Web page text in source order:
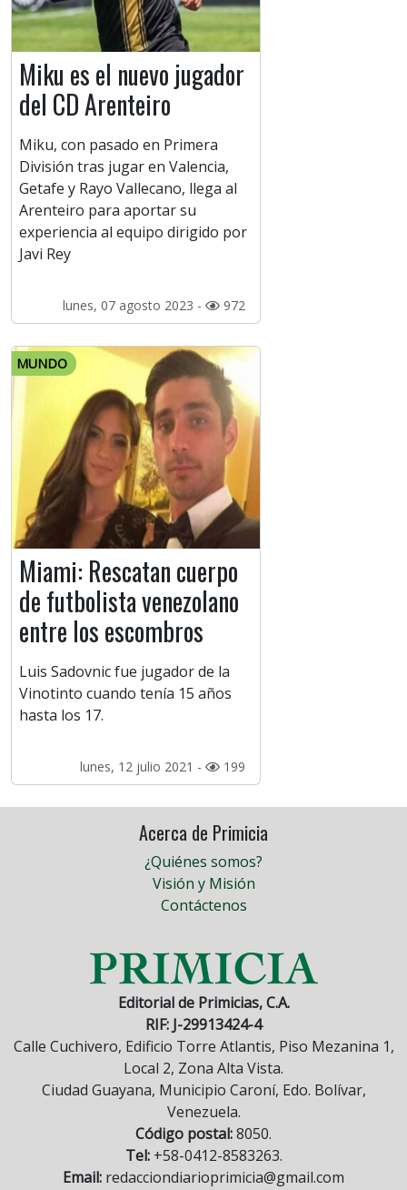
Miku es el nuevo jugador
del CD Arenteiro
Miku, con pasado en Primera
División tras jugar en Valencia,
Getafe y Rayo Vallecano, llega al
Arenteiro para aportar su
experiencia al equipo dirigido por
Javi Rey
lunes, 07 agosto 2023 - 972
MUNDO
Miami: Rescatan cuerpo
de futbolista venezolano
entre los escombros
Luis Sadovnic fue jugador de la
Vinotinto cuando tenía 15 años
hasta los 17.
lunes, 12 julio 2021 - 199
Acerca de Primicia
¿Quiénes somos?
Visión y Misión
Contáctenos
Editorial de Primicias, C.A.
RIF: J-29913424-4
Calle Cuchivero, Edificio Torre Atlantis, Piso Mezanina 1,
Local 2, Zona Alta Vista.
Ciudad Guayana, Municipio Caroní, Edo. Bolívar,
Venezuela.
Código postal:8050.
Tel:+58-0412-8583263.
Email: redacciondiarioprimicia@gmail.com